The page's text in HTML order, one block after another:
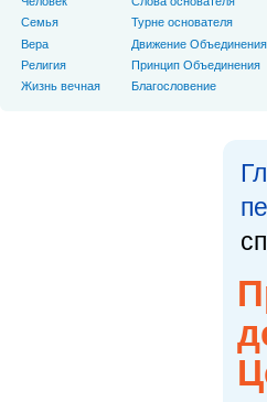
Cемья
Вера
Религия
Жизнь вечная
Турне основателя
Движение Объединения
Принцип Объединения
Благословение